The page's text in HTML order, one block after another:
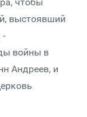
выстоявший
-
войны в
Андреев, и